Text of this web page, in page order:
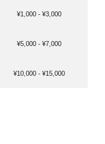
¥1,000 - ¥3,000
¥5,000 - ¥7,000
¥10,000 - ¥15,000